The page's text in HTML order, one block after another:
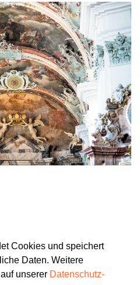
Cookies und speichert
Daten. Weitere
unserer Datenschutz-